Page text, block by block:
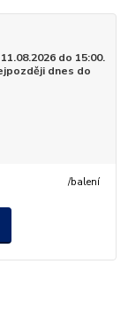
do 15:00.
dnes do
/balení